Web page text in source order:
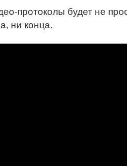
протоколы будет не
ни конца.